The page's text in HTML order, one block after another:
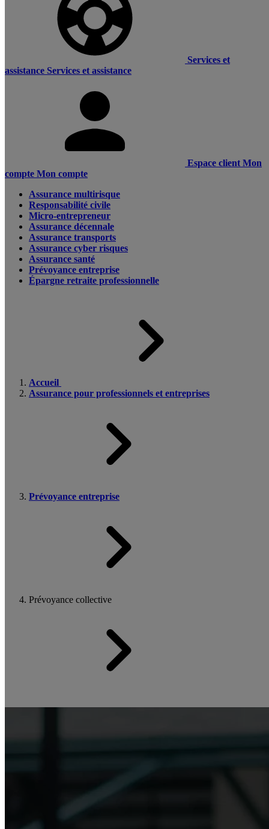
Services et
assistance Services et assistance
Espace client Mon
compte Mon compte
Assurance multirisque
Responsabilité civile
Micro-entrepreneur
Assurance décennale
Assurance transports
Assurance cyber risques
Assurance santé
Prévoyance entreprise
Épargne retraite professionnelle
Accueil
Assurance pour professionnels et entreprises
Prévoyance entreprise
Prévoyance collective